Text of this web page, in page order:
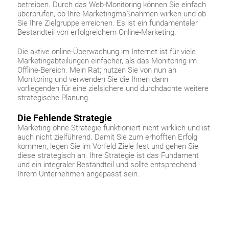
betreiben. Durch das Web-Monitoring können Sie einfach
überprüfen, ob Ihre Marketingmaßnahmen wirken und ob
Sie Ihre Zielgruppe erreichen. Es ist ein fundamentaler
Bestandteil von erfolgreichem Online-Marketing.
Die aktive online-Überwachung im Internet ist für viele
Marketingabteilungen einfacher, als das Monitoring im
Offline-Bereich. Mein Rat; nutzen Sie von nun an
Monitoring und verwenden Sie die Ihnen dann
vorliegenden für eine zielsichere und durchdachte weitere
strategische Planung.
Die Fehlende Strategie
Marketing ohne Strategie funktioniert nicht wirklich und ist
auch nicht zielführend. Damit Sie zum erhofften Erfolg
kommen, legen Sie im Vorfeld Ziele fest und gehen Sie
diese strategisch an. Ihre Strategie ist das Fundament
und ein integraler Bestandteil und sollte entsprechend
Ihrem Unternehmen angepasst sein.